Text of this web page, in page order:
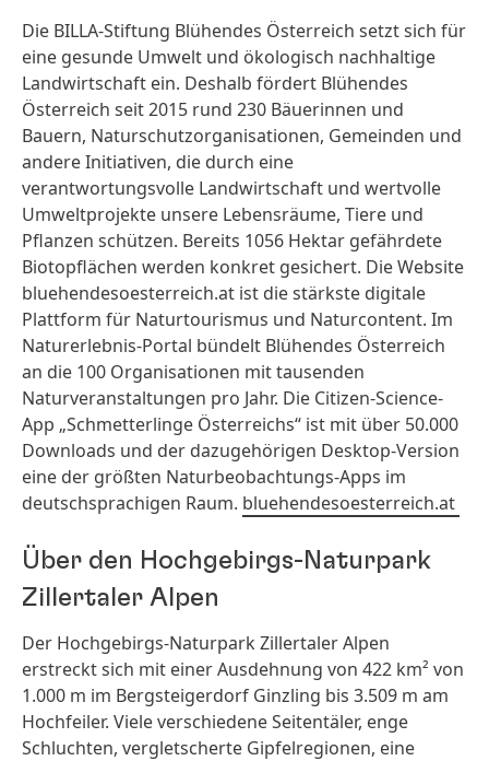
Die BILLA-Stiftung Blühendes Österreich setzt sich für
eine gesunde Umwelt und ökologisch nachhaltige
Landwirtschaft ein. Deshalb fördert Blühendes
Österreich seit 2015 rund 230 Bäuerinnen und
Bauern, Naturschutzorganisationen, Gemeinden und
andere Initiativen, die durch eine
verantwortungsvolle Landwirtschaft und wertvolle
Umweltprojekte unsere Lebensräume, Tiere und
Pflanzen schützen. Bereits 1056 Hektar gefährdete
Biotopflächen werden konkret gesichert. Die Website
bluehendesoesterreich.at ist die stärkste digitale
Plattform für Naturtourismus und Naturcontent. Im
Naturerlebnis-Portal bündelt Blühendes Österreich
an die 100 Organisationen mit tausenden
Naturveranstaltungen pro Jahr. Die Citizen-Science-
App „Schmetterlinge Österreichs“ ist mit über 50.000
Downloads und der dazugehörigen Desktop-Version
eine der größten Naturbeobachtungs-Apps im
deutschsprachigen Raum. bluehendesoesterreich.at
Über den Hochgebirgs-Naturpark
Zillertaler Alpen
Der Hochgebirgs-Naturpark Zillertaler Alpen
erstreckt sich mit einer Ausdehnung von 422 km² von
1.000 m im Bergsteigerdorf Ginzling bis 3.509 m am
Hochfeiler. Viele verschiedene Seitentäler, enge
Schluchten, vergletscherte Gipfelregionen, eine